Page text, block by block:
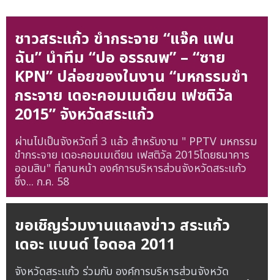
ชาวสระแก้ว ขำกระจาย “แจ๊ค แฟน
ฉัน” นำทีม “ปอ อรรณพ” – “ซาย
KPN” ปล่อยของในงาน “มหกรรมขำ
กระจาย เดอะคอมเมเดียน เฟซติวัล
2015” จังหวัดสระแก้ว
ผ่านไปเป็นจังหวัดที่ 3 แล้ว สำหรับงาน " PPTV มหกรรม
ขำกระจาย เดอะคอมเมเดียน เฟสติวัล 2015โดยธนาคาร
ออมสิน" ที่ลานหน้า องค์การบริหารส่วนจังหวัดสระแก้ว
ซึ่ง... ก.ค. 58
ขอเชิญร่วมงานแถลงข่าว สระแก้ว
เดอะ แบนด์ ไอดอล 2011
จังหวัดสระแก้ว ร่วมกับ องค์การบริหารส่วนจังหวัด